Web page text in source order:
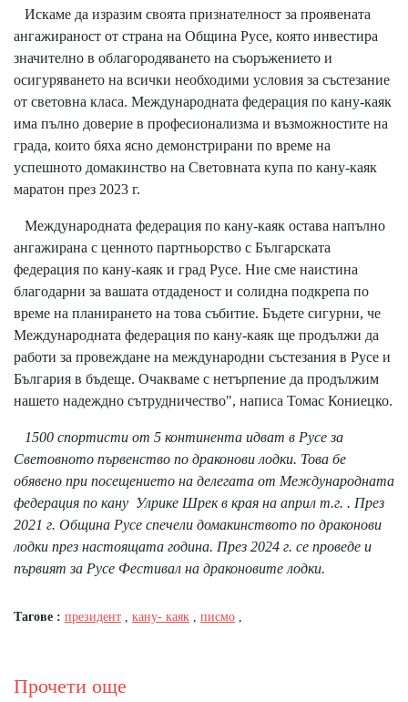
Искаме да изразим своята признателност за проявената
ангажираност от страна на Община Русе, която инвестира
значително в облагородяването на съоръжението и
осигуряването на всички необходими условия за състезание
от световна класа. Международната федерация по кану-каяк
има пълно доверие в професионализма и възможностите на
града, които бяха ясно демонстрирани по време на
успешното домакинство на Световната купа по кану-каяк
маратон през 2023 г.
Международната федерация по кану-каяк остава напълно
ангажирана с ценното партньорство с Българската
федерация по кану-каяк и град Русе. Ние сме наистина
благодарни за вашата отдаденост и солидна подкрепа по
време на планирането на това събитие. Бъдете сигурни, че
Международната федерация по кану-каяк ще продължи да
работи за провеждане на международни състезания в Русе и
България в бъдеще. Очакваме с нетърпение да продължим
нашето надеждно сътрудничество", написа Томас Кониецко.
1500 спортисти от 5 континента идват в Русе за
Световното първенство по драконови лодки. Това бе
обявено при посещението на делегата от Международната
федерация по кану Улрике Шрек в края на април т.г. . През
2021 г. Община Русе спечели домакинството по драконови
лодки през настоящата година. През 2024 г. се проведе и
първият за Русе Фестивал на драконовите лодки.
Тагове : президент , кану- каяк , писмо ,
Прочети още